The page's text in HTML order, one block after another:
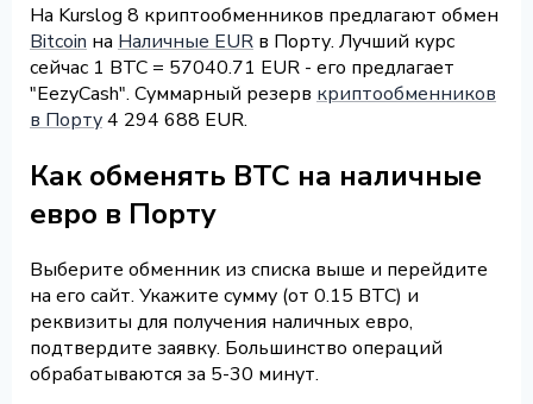
На Kurslog 8 криптообменников предлагают обмен
Bitcoin на Наличные EUR в Порту. Лучший курс
сейчас 1 BTC = 57040.71 EUR - его предлагает
"EezyCash". Суммарный резерв криптообменников
в Порту4 294 688 EUR.
Как обменять BTC на наличные
евро в Порту
Выберите обменник из списка выше и перейдите
на его сайт. Укажите сумму (от 0.15 BTC) и
реквизиты для получения наличных евро,
подтвердите заявку. Большинство операций
обрабатываются за 5-30 минут.